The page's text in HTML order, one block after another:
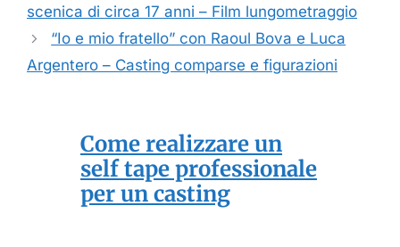
scenica di circa 17 anni – Film lungometraggio
“Io e mio fratello” con Raoul Bova e Luca
Argentero – Casting comparse e figurazioni
Come realizzare un
self tape professionale
per un casting